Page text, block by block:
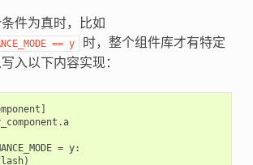
件为真时，比如
== y
时，整个组件库才有特定
入以下内容实现：
= y: